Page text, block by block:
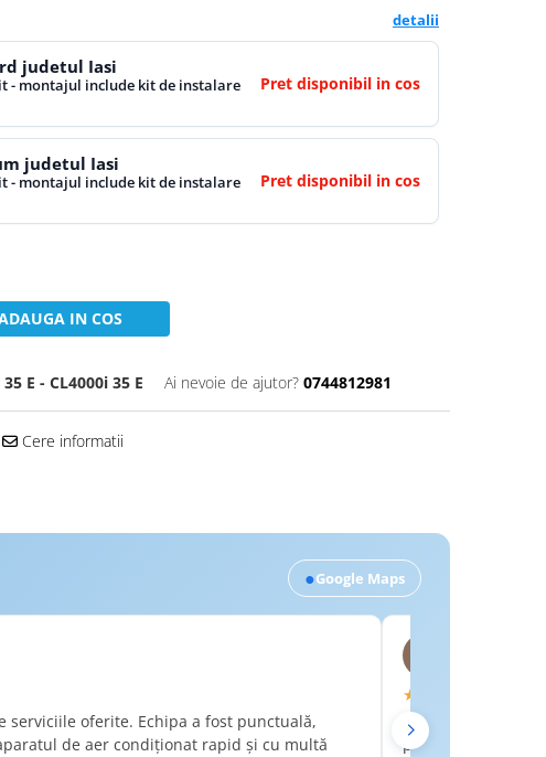
detalii
judetul Iasi
- montajul include kit de instalare
Pret disponibil in cos
judetul Iasi
- montajul include kit de instalare
Pret disponibil in cos
IN COS
E - CL4000i 35 E Ai nevoie de ajutor? 0744812981
Cere informatii
●Google Maps
serviciile oferite. Echipa a fost punctuală,
de aer condiționat rapid și cu multă
★★★★★
Felicitări echipei
până la montaj!